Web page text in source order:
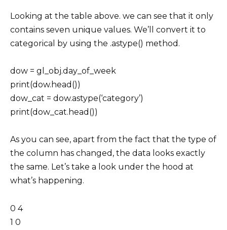
Looking at the table above. we can see that it only
contains seven unique values. We’ll convert it to
categorical by using the .astype() method.
dow = gl_obj.day_of_week
print(dow.head())
dow_cat = dow.astype(‘category’)
print(dow_cat.head())
As you can see, apart from the fact that the type of
the column has changed, the data looks exactly
the same. Let’s take a look under the hood at
what’s happening.
0 4
1 0